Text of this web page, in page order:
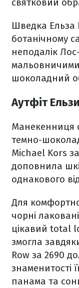
Шведка Ельза
ботанічному
неподалік
мальовничими
шоколадний
Аутфіт
Манекенниця
темно-
Michael Kors
доповнила
однакового
Для
чорні
цікавий total
змогла
Row за 2690
знаменитості
панама та